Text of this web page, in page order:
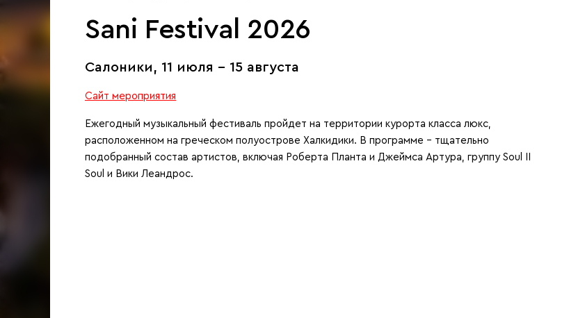
Sani Festival 2026
Салоники, 11 июля - 15 августа
Сайт мероприятия
Ежегодный музыкальный фестиваль пройдет на территории курорта класса люкс,
расположенном на греческом полуострове Халкидики. В программе – тщательно
подобранный состав артистов, включая Роберта Планта и Джеймса Артура, группу Soul II
Soul и Вики Леандрос.